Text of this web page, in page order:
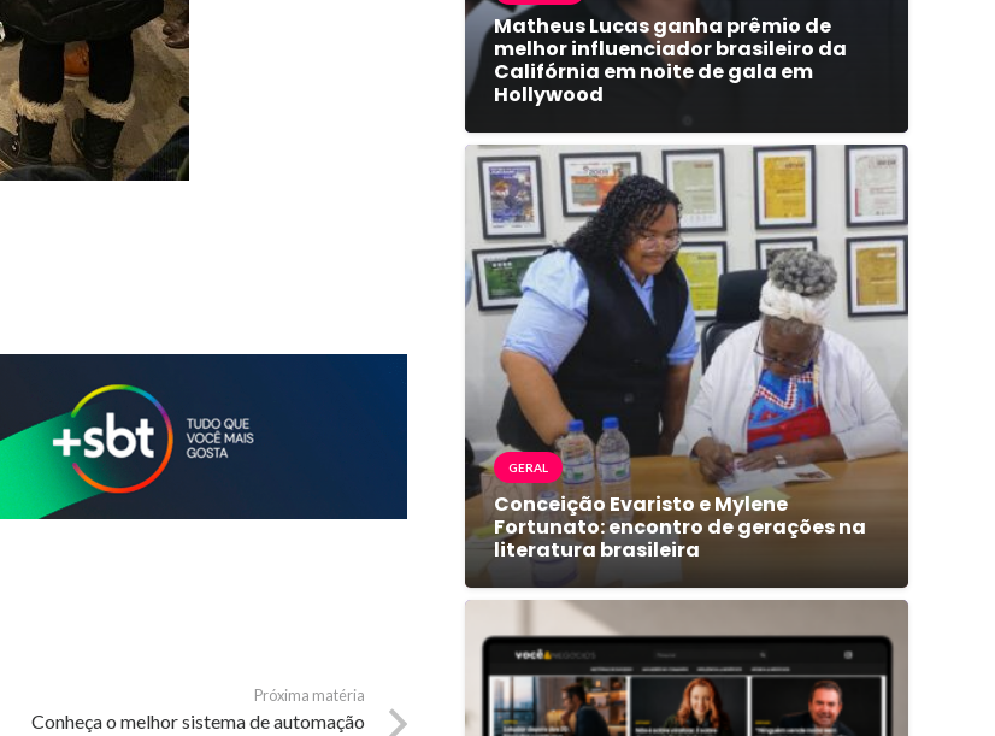
Próxima matéria
Conheça o melhor sistema de automação
Matheus Lucas ganha prêmio de
melhor influenciador brasileiro da
Califórnia em noite de gala em
Hollywood
GERAL
Conceição Evaristo e Mylene
Fortunato: encontro de gerações na
literatura brasileira